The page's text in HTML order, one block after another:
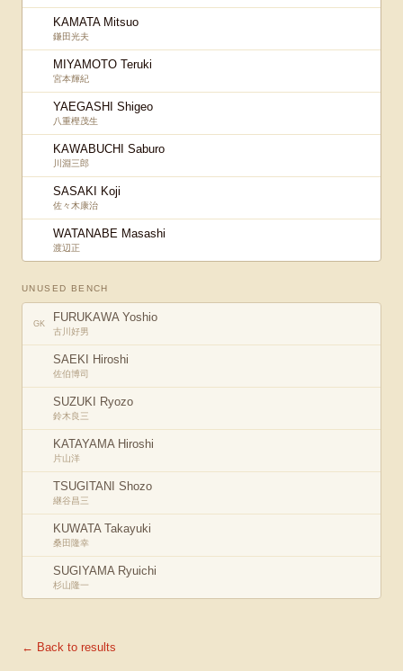
KAMATA Mitsuo
鎌田光夫
MIYAMOTO Teruki
宮本輝紀
YAEGASHI Shigeo
八重樫茂生
KAWABUCHI Saburo
川淵三郎
SASAKI Koji
佐々木康治
WATANABE Masashi
渡辺正
UNUSED BENCH
GK FURUKAWA Yoshio
古川好男
SAEKI Hiroshi
佐伯博司
SUZUKI Ryozo
鈴木良三
KATAYAMA Hiroshi
片山洋
TSUGITANI Shozo
継谷昌三
KUWATA Takayuki
桑田隆幸
SUGIYAMA Ryuichi
杉山隆一
← Back to results